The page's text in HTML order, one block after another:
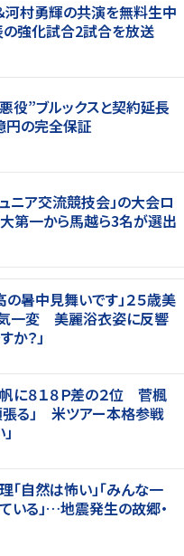
河村勇輝の共演を無料生中
強化試合2試合を放送
役”ブルックスと契約延長
の完全保証
ニア交流競技会」の大会ロ
第一から馬越ら3名が選出
の暑中見舞いです」２５歳美
一変 美麗浴衣姿に反響
か？」
に８１８Ｐ差の２位 菅楓
張る」 米ツアー本格参戦
「自然は怖い」「みんな一
いる」…地震発生の故郷・